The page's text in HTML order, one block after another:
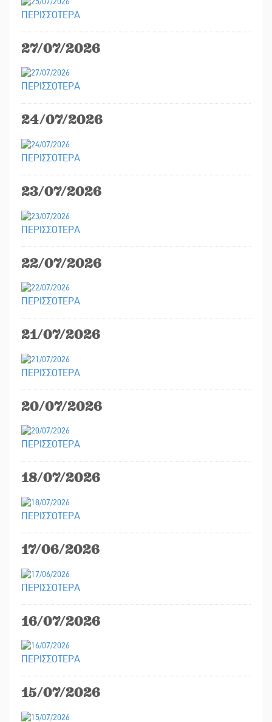
ΠΕΡΙΣΣΟΤΕΡΑ
27/07/2026
ΠΕΡΙΣΣΟΤΕΡΑ
24/07/2026
ΠΕΡΙΣΣΟΤΕΡΑ
23/07/2026
ΠΕΡΙΣΣΟΤΕΡΑ
22/07/2026
ΠΕΡΙΣΣΟΤΕΡΑ
21/07/2026
ΠΕΡΙΣΣΟΤΕΡΑ
20/07/2026
ΠΕΡΙΣΣΟΤΕΡΑ
18/07/2026
ΠΕΡΙΣΣΟΤΕΡΑ
17/06/2026
ΠΕΡΙΣΣΟΤΕΡΑ
16/07/2026
ΠΕΡΙΣΣΟΤΕΡΑ
15/07/2026